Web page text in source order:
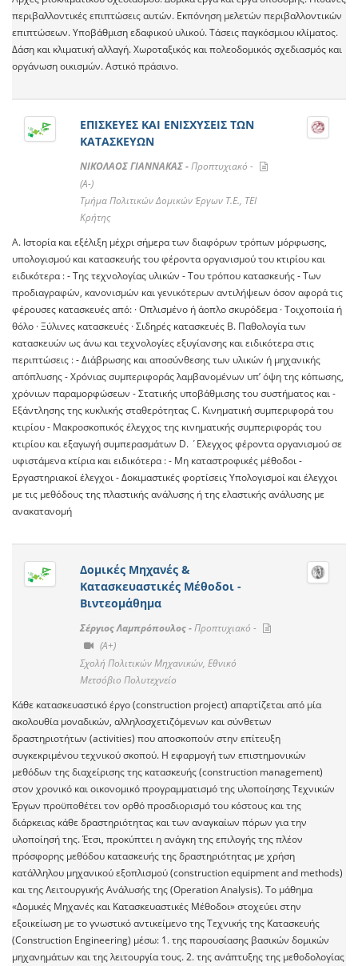
περιβαλλοντικές επιπτώσεις αυτών. Εκπόνηση μελετών περιβαλλοντικών
επιπτώσεων. Υποβάθμιση εδαφικού υλικού. Τάσεις παγκόσμιου κλίματος.
Δάση και κλιματική αλλαγή. Χωροταξικός και πολεοδομικός σχεδιασμός και
οργάνωση οικισμών. Αστικό πράσινο.
ΕΠΙΣΚΕΥΕΣ ΚΑΙ ΕΝΙΣΧΥΣΕΙΣ ΤΩΝ
ΚΑΤΑΣΚΕΥΩΝ
ΝΙΚΟΛΑΟΣ ΓΙΑΝΝΑΚΑΣ -Προπτυχιακό -
(A-)
Τμήμα Πολιτικών Δομικών Έργων T.E., ΤΕΙ
Κρήτης
A. Ιστορία και εξέλιξη μέχρι σήμερα των διαφόρων τρόπων μόρφωσης,
υπολογισμού και κατασκευής του φέροντα οργανισμού του κτιρίου και
ειδικότερα : - Της τεχνολογίας υλικών - Του τρόπου κατασκευής - Των
προδιαγραφών, κανονισμών και γενικότερων αντιλήψεων όσον αφορά τις
φέρουσες κατασκευές από: · Οπλισμένο ή άοπλο σκυρόδεμα · Τοιχοποιία ή
θόλο · Ξύλινες κατασκευές · Σιδηρές κατασκευές B. Παθολογία των
κατασκευών ως άνω και τεχνολογίες εξυγίανσης και ειδικότερα στις
περιπτώσεις : - Διάβρωσης και αποσύνθεσης των υλικών ή μηχανικής
απόπλυσης - Χρόνιας συμπεριφοράς λαμβανομένων υπ’ όψη της κόπωσης,
χρόνιων παραμορφώσεων - Στατικής υποβάθμισης του συστήματος και -
Εξάντλησης της κυκλικής σταθερότητας C. Κινηματική συμπεριφορά του
κτιρίου - Μακροσκοπικός έλεγχος της κινηματικής συμπεριφοράς του
κτιρίου και εξαγωγή συμπερασμάτων D. ΄Ελεγχος φέροντα οργανισμού σε
υφιστάμενα κτίρια και ειδικότερα : - Μη καταστροφικές μέθοδοι -
Εργαστηριακοί έλεγχοι - Δοκιμαστικές φορτίσεις Υπολογισμοί και έλεγχοι
με τις μεθόδους της πλαστικής ανάλυσης ή της ελαστικής ανάλυσης με
ανακατανομή
Δομικές Μηχανές &
Κατασκευαστικές Μέθοδοι -
Βιντεομάθημα
Σέργιος Λαμπρόπουλος -Προπτυχιακό -
(A+)
Σχολή Πολιτικών Μηχανικών, Εθνικό
Μετσόβιο Πολυτεχνείο
Κάθε κατασκευαστικό έργο (construction project) απαρτίζεται από μία
ακολουθία μοναδικών, αλληλοσχετιζόμενων και σύνθετων
δραστηριοτήτων (activities) που αποσκοπούν στην επίτευξη
συγκεκριμένου τεχνικού σκοπού. Η εφαρμογή των επιστημονικών
μεθόδων της διαχείρισης της κατασκευής (construction management)
στον χρονικό και οικονομικό προγραμματισμό της υλοποίησης Τεχνικών
Έργων προϋποθέτει τον ορθό προσδιορισμό του κόστους και της
διάρκειας κάθε δραστηριότητας και των αναγκαίων πόρων για την
υλοποίησή της. Έτσι, προκύπτει η ανάγκη της επιλογής της πλέον
πρόσφορης μεθόδου κατασκευής της δραστηριότητας με χρήση
κατάλληλου μηχανικού εξοπλισμού (construction equipment and methods)
και της Λειτουργικής Ανάλυσής της (Operation Analysis). Το μάθημα
«Δομικές Μηχανές και Κατασκευαστικές Μέθοδοι» στοχεύει στην
εξοικείωση με το γνωστικό αντικείμενο της Τεχνικής της Κατασκευής
(Construction Engineering) μέσω: 1. της παρουσίασης βασικών δομικών
μηχανημάτων και της λειτουργία τους. 2. της ανάπτυξης της μεθοδολογίας